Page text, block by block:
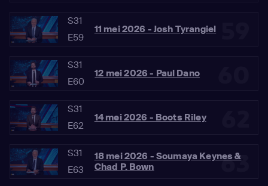
S31
E59
11 mei 2026 - Josh Tyrangiel
S31
E60
12 mei 2026 - Paul Dano
S31
E62
14 mei 2026 - Boots Riley
63
S31
E63
18 mei 2026 - Soumaya Keynes &
Chad P. Bown